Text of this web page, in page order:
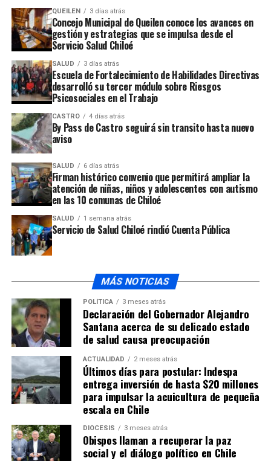
de la Sección de Investigación de Accidentes de
Tránsito, SIAT, de la prefectura de Llanquihue.
ARTÍCULOS RELACIONADOS:
UP NEXT
Selección femenina de Futsal del Liceo Insular logró
quedarse con fase provincial
NO TE PIERDAS
Consejero regional busca realizar primarias
convencionales para alcalde en Castro
QUEILEN 3 días atrás
Concejo Municipal de Queilen conoce los avances en
gestión y estrategias que se impulsa desde el
Servicio Salud Chiloé
SALUD 3 días atrás
Escuela de Fortalecimiento de Habilidades Directivas
desarrolló su tercer módulo sobre Riesgos
Psicosociales en el Trabajo
CASTRO 4 días atrás
By Pass de Castro seguirá sin transito hasta nuevo
aviso
SALUD 6 días atrás
Firman histórico convenio que permitirá ampliar la
atención de niñas, niños y adolescentes con autismo
en las 10 comunas de Chiloé
SALUD 1 semana atrás
Servicio de Salud Chiloé rindió Cuenta Pública
MÁS NOTICIAS
POLÍTICA 3 meses atrás
Declaración del Gobernador Alejandro
Santana acerca de su delicado estado
de salud causa preocupación
ACTUALIDAD 2 meses atrás
Últimos días para postular: Indespa
entrega inversión de hasta $20 millones
para impulsar la acuicultura de pequeña
escala en Chile
DIÓCESIS 3 meses atrás
Obispos llaman a recuperar la paz
social y el diálogo político en Chile